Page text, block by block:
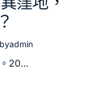
byadmin
。20…